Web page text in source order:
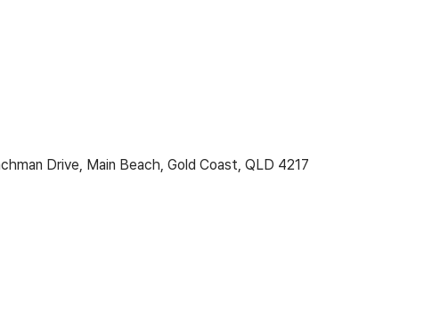
Drive, Main Beach, Gold Coast, QLD 4217